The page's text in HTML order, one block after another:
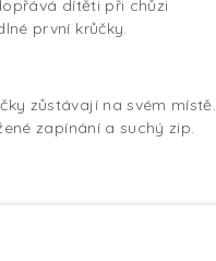
dítěti při chůzi
první krůčky.
zůstávají na svém místě.
zapínání a suchý zip.